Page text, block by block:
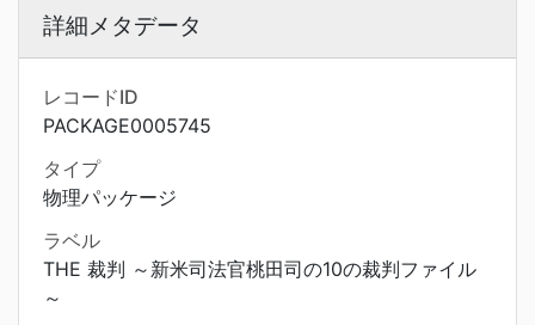
詳細メタデータ
レコードID
PACKAGE0005745
タイプ
物理パッケージ
ラベル
THE 裁判 ～新米司法官桃田司の10の裁判ファイル
～